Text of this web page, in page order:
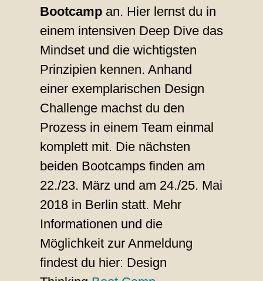
Bootcamp an. Hier lernst du in
einem intensiven Deep Dive das
Mindset und die wichtigsten
Prinzipien kennen. Anhand
einer exemplarischen Design
Challenge machst du den
Prozess in einem Team einmal
komplett mit. Die nächsten
beiden Bootcamps finden am
22./23. März und am 24./25. Mai
2018 in Berlin statt. Mehr
Informationen und die
Möglichkeit zur Anmeldung
findest du hier: Design